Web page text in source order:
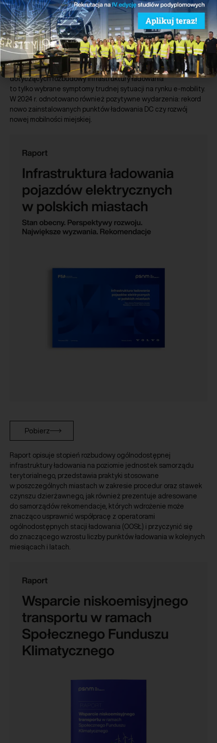
Pobierz
Przygotowane przez PSNM podsumowanie roku 2024 w polskim
sektorze nowej mobilności. Rok 2024 był bardzo trudny dla
zrównoważonego transportu. Pierwszy w historii spadek
rejestracji nowych samochodów elektrycznych rok do roku
oraz niski stopień wypełnienia unijnych wymogów (AFIR)
dotyczących rozbudowy infrastruktury ładowania
to tylko wybrane symptomy trudnej sytuacji na rynku e-mobility.
W 2024 r. odnotowano również pozytywne wydarzenia: rekord
nowo zainstalowanych punktów ładowania DC czy rozwój
nowej mobilności miejskiej.
Pobierz
Raport opisuje stopień rozbudowy ogólnodostępnej
infrastruktury ładowania na poziomie jednostek samorządu
terytorialnego, przedstawia praktyki stosowane
w poszczególnych miastach w zakresie procedur oraz stawek
czynszu dzierżawnego, jak również prezentuje adresowane
do samorządów rekomendacje, których wdrożenie może
znacząco usprawnić współpracę z operatorami
ogólnodostępnych stacji ładowania (OOSŁ) i przyczynić się
do znaczącego wzrostu liczby punktów ładowania w kolejnych
miesiącach i latach.